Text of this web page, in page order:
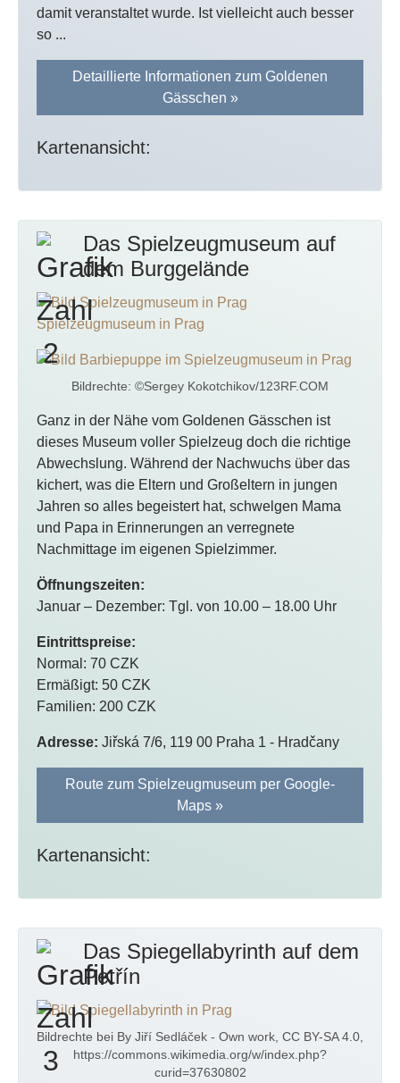
damit veranstaltet wurde. Ist vielleicht auch besser
so ...
Detaillierte Informationen zum Goldenen
Gässchen »
Kartenansicht:
Das Spielzeugmuseum auf
dem Burggelände
Bildrechte: ©Sergey Kokotchikov/123RF.COM
Ganz in der Nähe vom Goldenen Gässchen ist
dieses Museum voller Spielzeug doch die richtige
Abwechslung. Während der Nachwuchs über das
kichert, was die Eltern und Großeltern in jungen
Jahren so alles begeistert hat, schwelgen Mama
und Papa in Erinnerungen an verregnete
Nachmittage im eigenen Spielzimmer.
Öffnungszeiten:
Januar – Dezember: Tgl. von 10.00 – 18.00 Uhr
Eintrittspreise:
Normal: 70 CZK
Ermäßigt: 50 CZK
Familien: 200 CZK
Adresse: Jiřská 7/6, 119 00 Praha 1 - Hradčany
Route zum Spielzeugmuseum per Google-
Maps »
Kartenansicht:
Das Spiegellabyrinth auf dem
Petřín
Bildrechte bei By Jiří Sedláček - Own work, CC BY-SA 4.0,
https://commons.wikimedia.org/w/index.php?
curid=37630802